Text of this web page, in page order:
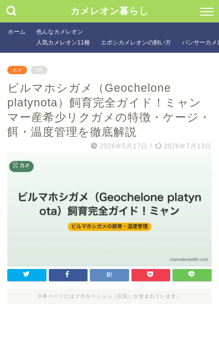
カメレオン暮らし
ホーム
色んなカメレオン
人気カメレオン11種
エボシカメレオンの飼い方 パンサーカメ
カメ PR
ビルマホシガメ（Geochelone
platynota）飼育完全ガイド！ミャン
マー産希少リクガメの特徴・ケージ・
餌・温度管理を徹底解説
2026年5月17日 / 2026年7月13日
※本ページにはプロモーション（広告）が含まれています。